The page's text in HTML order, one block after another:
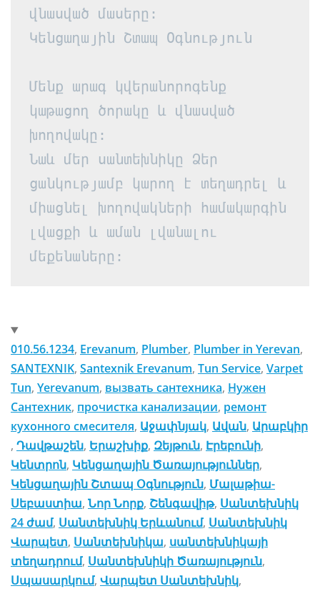
վնասված մասերը:
Կենցաղային Շտապ Օգնություն
Մենք արագ կվերանորոգենք
կաթացող ծորակը և վնասված
խողովակը:
Նաև մեր սանտեխնիկը Ձեր
ցանկությամբ կարող է տեղադրել և
միացնել խողովակների համակարգին
լվացքի և աման լվանալու
մեքենաները:
010.56.1234, Erevanum, Plumber, Plumber in Yerevan,
SANTEXNIK, Santexnik Erevanum, Tun Service, Varpet
Tun, Yerevanum, вызвать сантехника, Нужен
Сантехник, прочистка канализации, ремонт
кухонного смесителя, Աջափնյակ, Ավան, Արաբկիր
, Դավթաշեն, Երաշխիք, Զեյթուն, Էրեբունի,
Կենտրոն, Կենցաղային Ծառայություններ,
Կենցաղային Շտապ Օգնություն, Մալաթիա-
Սեբաստիա, Նոր Նորք, Շենգավիթ, Սանտեխնիկ
24 ժամ, Սանտեխնիկ Երևանում, Սանտեխնիկ
Վարպետ, Սանտեխնիկա, սանտեխնիկայի
տեղադրում, Սանտեխնիկի Ծառայություն,
Սպասարկում, Վարպետ Սանտեխնիկ,